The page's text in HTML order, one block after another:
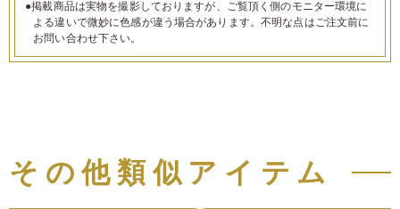
●掲載商品は実物を撮影しておりますが、ご覧頂く側のモニター環境に
よる違いで微妙に色感が違う場合があります。不明な点はご注文前に
お問い合わせ下さい。
その他類似アイテム